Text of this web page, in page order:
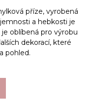
příze, vyrobená
a hebkosti je
oblíbená pro výrobu
dekorací, které
pohled.